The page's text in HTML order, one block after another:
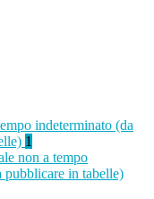
indeterminato (da
1
non a tempo
pubblicare in tabelle)